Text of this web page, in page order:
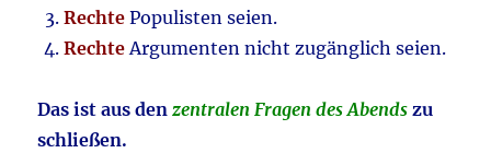
Rechte Populisten seien.
RechteArgumenten nicht zugänglich seien.
Das ist aus denzentralen Fragen des Abends zu
schließen.